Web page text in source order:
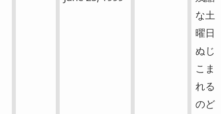
な土
曜日
ぬじ
こま
れる
のど